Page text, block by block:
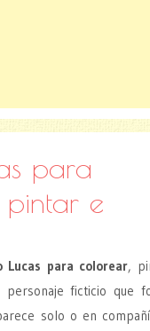
para
pintar e
Lucas para colorear,
personaje ficticio que
solo o en